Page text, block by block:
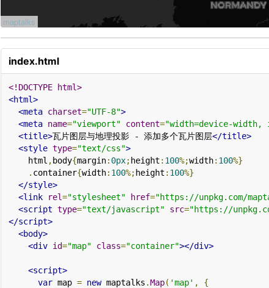
index.html
<!DOCTYPE html>
<html>
<meta charset="UTF-8">
<meta name="viewport" content="width=device-
<title>瓦片图层与地理投影 - 添加多个瓦片图层</title>
<style type="text/css">
    html
, body{margin: 0px; height : 100%;width: 100%}
. container{width: 100%; height : 100%}
</style>
<link
rel="stylesheet" href="https://unpkg.com/
<script type="text/javascript" src="https://
</script>
<body>
<div id="map" class="container"></div>
<script>
var map = new maptalks .Map( 'map' , {